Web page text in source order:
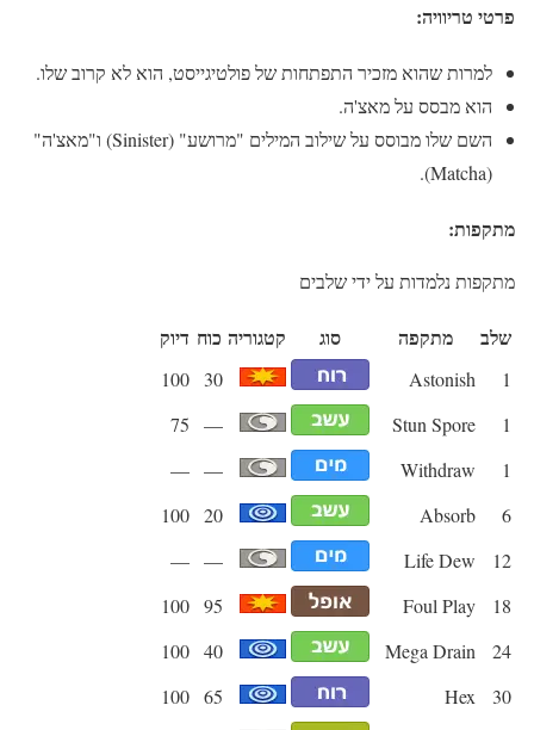
פרטי טריוויה:
למרות שהוא מזכיר התפתחות של פולטיגייסט, הוא לא קרוב שלו.
הוא מבסס על מאצ'ה.
השם שלו מבוסס על שילוב המילים "מרושע" (Sinister) ו"מאצ'ה"
(Matcha).
מתקפות:
מתקפות נלמדות על ידי שלבים
שלב מתקפה סוג קטגוריה כוח דיוק
1
Astonish
30
100
1
Stun Spore
—
75
1
Withdraw
—
—
6
Absorb
20
100
12
Life Dew
—
—
18
Foul Play
95
100
24
Mega Drain
40
100
30
Hex
65
100